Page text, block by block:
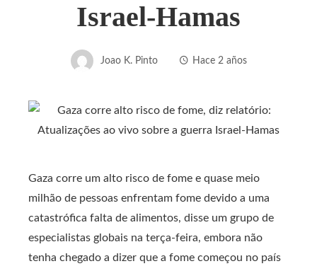
Israel-Hamas
Joao K. Pinto Hace 2 años
Gaza corre um alto risco de fome e quase meio
milhão de pessoas enfrentam fome devido a uma
catastrófica falta de alimentos, disse um grupo de
especialistas globais na terça-feira, embora não
tenha chegado a dizer que a fome começou no país